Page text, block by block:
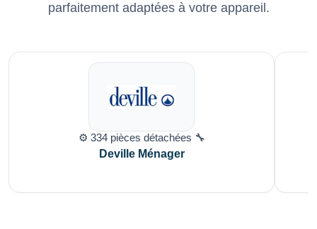
parfaitement adaptées à votre appareil.
⚙️ 334 pièces détachées 🔧
Deville Ménager